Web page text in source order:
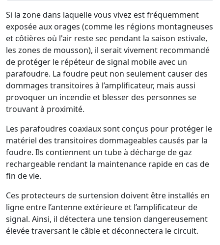
Si la zone dans laquelle vous vivez est fréquemment
exposée aux orages (comme les régions montagneuses
et côtières où l'air reste sec pendant la saison estivale,
les zones de mousson), il serait vivement recommandé
de protéger le répéteur de signal mobile avec un
parafoudre. La foudre peut non seulement causer des
dommages transitoires à l’amplificateur, mais aussi
provoquer un incendie et blesser des personnes se
trouvant à proximité.
Les parafoudres coaxiaux sont conçus pour protéger le
matériel des transitoires dommageables causés par la
foudre. Ils contiennent un tube à décharge de gaz
rechargeable rendant la maintenance rapide en cas de
fin de vie.
Ces protecteurs de surtension doivent être installés en
ligne entre l’antenne extérieure et l’amplificateur de
signal. Ainsi, il détectera une tension dangereusement
élevée traversant le câble et déconnectera le circuit.